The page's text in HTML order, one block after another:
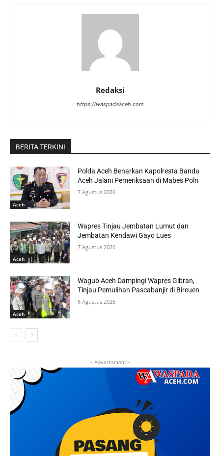
Redaksi
https://waspadaaceh.com
BERITA TERKINI
Aceh
Polda Aceh Benarkan Kapolresta Banda
Aceh Jalani Pemeriksaan di Mabes Polri
7 Agustus 2026
Aceh
Wapres Tinjau Jembatan Lumut dan
Jembatan Kendawi Gayo Lues
7 Agustus 2026
Aceh
Wagub Aceh Dampingi Wapres Gibran,
Tinjau Pemulihan Pascabanjir di Bireuen
6 Agustus 2026
- Advertisment -